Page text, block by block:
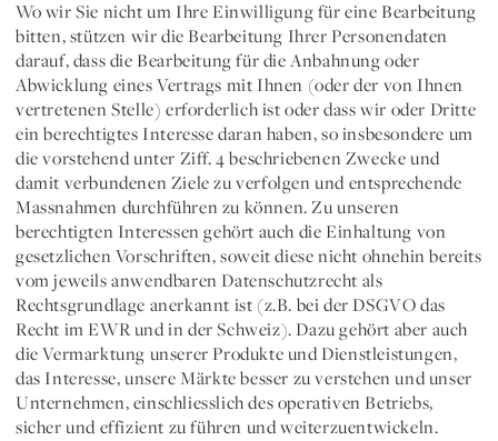
Wo wir Sie nicht um Ihre Einwilligung für eine Bearbeitung
bitten, stützen wir die Bearbeitung Ihrer Personendaten
darauf, dass die Bearbeitung für dieAnbahnung oder
Abwicklung eines Vertrags mit Ihnen (oder der von Ihnen
vertretenen Stelle) erforderlich ist oder dass wir oder Dritte
einberechtigtes Interesse daran haben, so insbesondere um
die vorstehend unter Ziff. 4 beschriebenen Zwecke und
damit verbundenen Ziele zu verfolgen und entsprechende
Massnahmen durchführen zu können. Zu unseren
berechtigten Interessen gehört auch die Einhaltung von
gesetzlichen Vorschriften, soweit diese nicht ohnehin bereits
vom jeweils anwendbaren Datenschutzrecht als
Rechtsgrundlage anerkannt ist (z.B. bei der DSGVO das
Recht im EWR und in der Schweiz). Dazu gehört aber auch
die Vermarktung unserer Produkte und Dienstleistungen,
das Interesse, unsere Märkte besser zu verstehen und unser
Unternehmen, einschliesslich des operativen Betriebs,
sicher und effizient zu führen und weiterzuentwickeln.